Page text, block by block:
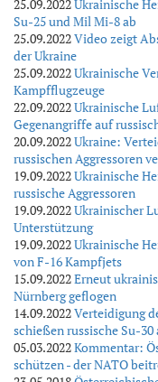
25.09.2022Ukrainische
Su-25 und Mil Mi-8 ab
25.09.2022Video zeigt
der Ukraine
25.09.2022Ukrainische
Kampfflugzeuge
22.09.2022Ukrainische
Gegenangriffe auf
20.09.2022Ukraine:
russischen Aggressoren
19.09.2022Ukrainische
russische Aggressoren
19.09.2022Ukrainischer
Unterstützung
19.09.2022Ukrainische
von F-16 Kampfjets
15.09.2022Erneut
Nürnberg geflogen
14.09.2022Verteidigung
schießen russische Su-30
05.03.2022Kommentar:
schützen - der NATO